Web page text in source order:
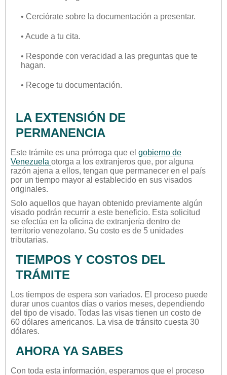
• Cerciórate sobre la documentación a presentar.
• Acude a tu cita.
• Responde con veracidad a las preguntas que te
hagan.
• Recoge tu documentación.
LA EXTENSIÓN DE
PERMANENCIA
Este trámite es una prórroga que el gobierno de
Venezuela otorga a los extranjeros que, por alguna
razón ajena a ellos, tengan que permanecer en el país
por un tiempo mayor al establecido en sus visados
originales.
Solo aquellos que hayan obtenido previamente algún
visado podrán recurrir a este beneficio. Esta solicitud
se efectúa en la oficina de extranjería dentro de
territorio venezolano. Su costo es de 5 unidades
tributarias.
TIEMPOS Y COSTOS DEL
TRÁMITE
Los tiempos de espera son variados. El proceso puede
durar unos cuantos días o varios meses, dependiendo
del tipo de visado. Todas las visas tienen un costo de
60 dólares americanos. La visa de tránsito cuesta 30
dólares.
AHORA YA SABES
Con toda esta información, esperamos que el proceso